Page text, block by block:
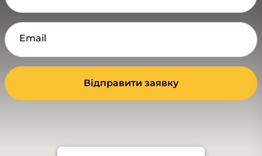
Email
Відправити заявку